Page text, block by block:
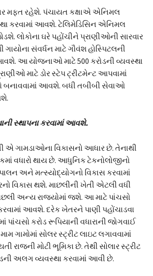
મફત રહેશે. પંચાયત કક્ષાએ એનિમલ
કરવામાં આવશે. ટેલિમેડિસિન એનિમલ
લોકોના ઘરે પહોંચીને પ્રાણીઓની સારવાર
સંવર્ધન માટે ગૌવંશ હોસ્પિટલની
આ યોજનાઓ માટે 500 કરોડની વ્યવસ્થા
માટે ડોર સ્ટેપ ટ્રીટમેન્ટ આપવામાં
બનાવવામાં આવશે. બધી તબીબી સેવાઓ
સ્થાપના કરવામાં આવશે.
ગામડાઓના વિકાસનો આધાર છે. તેનાથી
વધારો થાય છે. આધુનિક ટેકનોલોજીનો
અને મત્સ્યોદ્યોગનો વિકાસ કરવામાં
વિકાસ થશે. માછલીની ખેતી એટલી વધી
અન્ય રાજ્યોમાં જશે. આ માટે પાંચસો
આવશે. દરેક ખેતરને પાણી પહોંચાડવા
પાંચસો કરોડ રૂપિયાની વધારાની જોગવાઈ
ગામોમાં સોલર સ્ટ્રીટ લાઇટ લગાવવામાં
રાજની મોટી ભૂમિકા છે. તેથી સોલાર સ્ટ્રીટ
અલગ વ્યવસ્થા કરવામાં આવી છે.